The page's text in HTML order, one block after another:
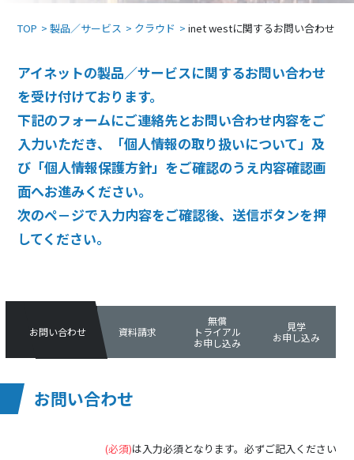
TOP 製品／サービス クラウド inet westに関するお問い合わせ
アイネットの製品／サービスに関するお問い合わせ
を受け付けております。
下記のフォームにご連絡先とお問い合わせ内容をご
入力いただき、「個人情報の取り扱いについて」及
び「個人情報保護方針」をご確認のうえ内容確認画
面へお進みください。
次のペ－ジで入力内容をご確認後、送信ボタンを押
してください。
お問い合わせ 資料請求
無償
トライアル
お申し込み
見学
お申し込み
お問い合わせ
(必須)は入力必須となります。必ずご記入ください